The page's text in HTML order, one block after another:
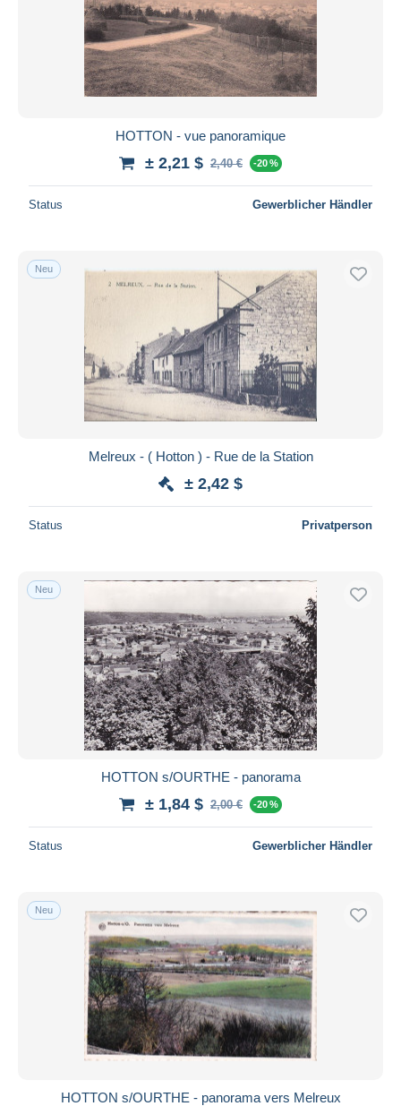
HOTTON - vue panoramique
± 2,21 $ 2,40 € -20 %
Status Gewerblicher Händler
Neu
Melreux - ( Hotton ) - Rue de la Station
± 2,42 $
Status Privatperson
Neu
HOTTON s/OURTHE - panorama
± 1,84 $ 2,00 € -20 %
Status Gewerblicher Händler
Neu
HOTTON s/OURTHE - panorama vers Melreux